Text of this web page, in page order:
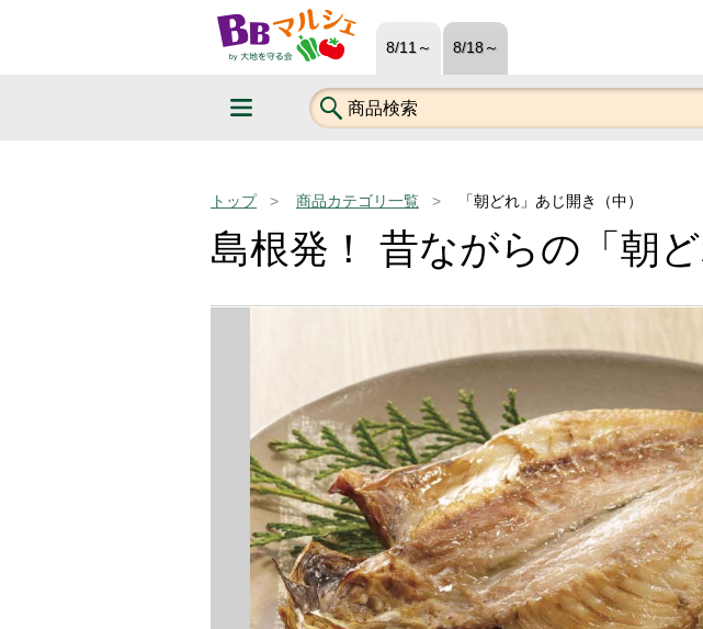
8/11～ 8/18～
トップ 商品カテゴリ一覧 「朝どれ」あじ開き（中）
島根発！ 昔ながらの「朝